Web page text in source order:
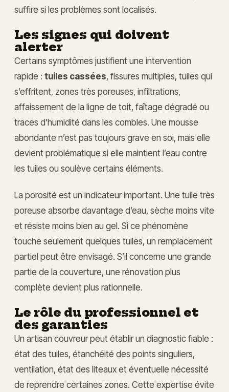
suffire si les problèmes sont localisés.
Les signes qui doivent
alerter
Certains symptômes justifient une intervention
rapide : tuiles cassées, fissures multiples, tuiles qui
s’effritent, zones très poreuses, infiltrations,
affaissement de la ligne de toit, faîtage dégradé ou
traces d’humidité dans les combles. Une mousse
abondante n’est pas toujours grave en soi, mais elle
devient problématique si elle maintient l’eau contre
les tuiles ou soulève certains éléments.
La porosité est un indicateur important. Une tuile très
poreuse absorbe davantage d’eau, sèche moins vite
et résiste moins bien au gel. Si ce phénomène
touche seulement quelques tuiles, un remplacement
partiel peut être envisagé. S’il concerne une grande
partie de la couverture, une rénovation plus
complète devient plus rationnelle.
Le rôle du professionnel et
des garanties
Un artisan couvreur peut établir un diagnostic fiable :
état des tuiles, étanchéité des points singuliers,
ventilation, état des liteaux et éventuelle nécessité
de reprendre certaines zones. Cette expertise évite